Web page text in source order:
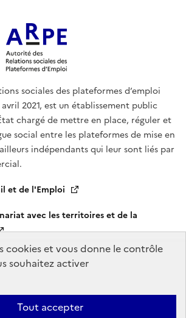
cookies et vous donne le contrôle
souhaitez activer
Tout accepter
sociales des plateformes d’emploi
avril 2021, est un établissement public
chargé de mettre en place, réguler et
social entre les plateformes de mise en
indépendants qui leur sont liés par
et de l'Emploi
avec les territoires et de la
gouvernement.fr